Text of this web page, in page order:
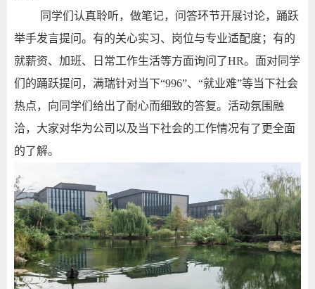
同学们认真聆听，做笔记，问答环节开展讨论，踊跃
举手发言提问。有的关心实习、岗位与专业适配度；有的
就薪资、加班、日常工作生活等方面询问了HR。面对同学
们的踊跃提问，满瑞针对当下“996”、“就业难”等当下社会
热点，向同学们给出了耐心而细致的答复。活动氛围融
洽，大家对华为公司以及当下社会的工作情况有了更全面
的了解。